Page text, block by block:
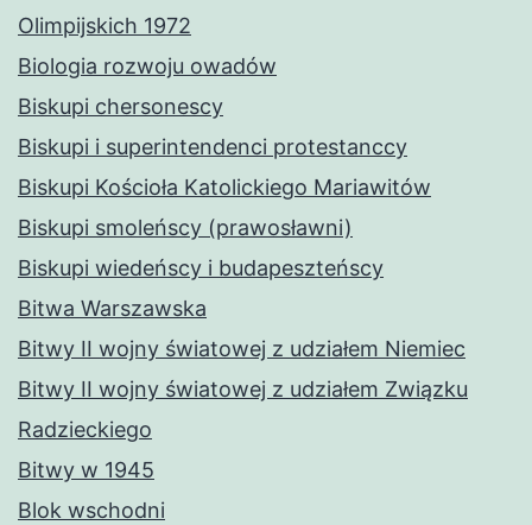
Olimpijskich 1972
Biologia rozwoju owadów
Biskupi chersonescy
Biskupi i superintendenci protestanccy
Biskupi Kościoła Katolickiego Mariawitów
Biskupi smoleńscy (prawosławni)
Biskupi wiedeńscy i budapeszteńscy
Bitwa Warszawska
Bitwy II wojny światowej z udziałem Niemiec
Bitwy II wojny światowej z udziałem Związku
Radzieckiego
Bitwy w 1945
Blok wschodni